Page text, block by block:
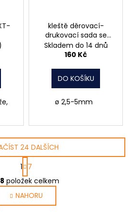
kleště děrovací-
drukovací sada se
100ks oček, ø 2,5-5mm
Skladem do 14 dnů
160 Kč
DO KOŠÍKU
ø 2,5-5mm
O
v
l
á
24 DALŠÍCH
S
t
r
á
n
k
1
7
položek celkem
NAHORU